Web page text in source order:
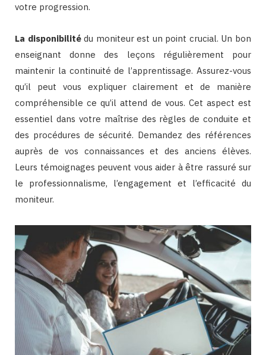
votre progression.
La disponibilitédu moniteur est un point crucial. Un bon
enseignant donne des leçons régulièrement pour
maintenir la continuité de l’apprentissage. Assurez-vous
qu’il peut vous expliquer clairement et de manière
compréhensible ce qu’il attend de vous. Cet aspect est
essentiel dans votre maîtrise des règles de conduite et
des procédures de sécurité. Demandez des références
auprès de vos connaissances et des anciens élèves.
Leurs témoignages peuvent vous aider à être rassuré sur
le professionnalisme, l’engagement et l’efficacité du
moniteur.